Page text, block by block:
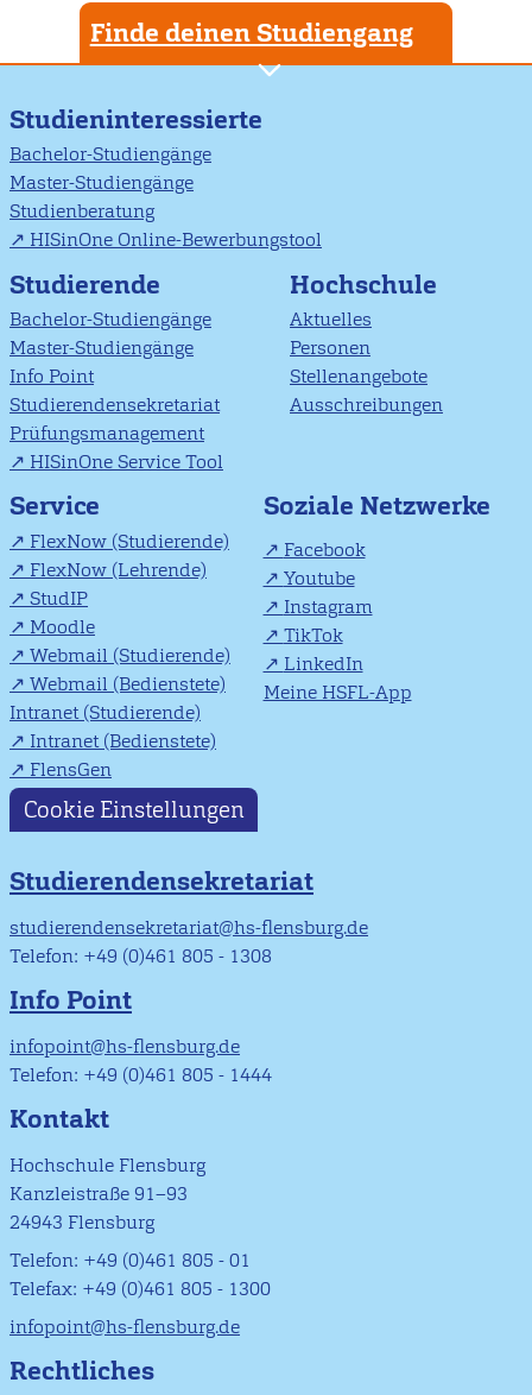
Finde deinen Studiengang
Studieninteressierte
Bachelor-Studiengänge
Master-Studiengänge
Studienberatung
HISinOne Online-Bewerbungstool
Studierende
Bachelor-Studiengänge
Master-Studiengänge
Info Point
Studierendensekretariat
Prüfungsmanagement
HISinOne Service Tool
Hochschule
Aktuelles
Personen
Stellenangebote
Ausschreibungen
Service
FlexNow (Studierende)
FlexNow (Lehrende)
StudIP
Moodle
Webmail (Studierende)
Webmail (Bedienstete)
Intranet (Studierende)
Intranet (Bedienstete)
FlensGen
Soziale Netzwerke
Facebook
Youtube
Instagram
TikTok
LinkedIn
Meine HSFL-App
Cookie Einstellungen
Studierendensekretariat
studierendensekretariat@hs-flensburg.de
Telefon: +49 (0)461 805 - 1308
Info Point
infopoint@hs-flensburg.de
Telefon: +49 (0)461 805 - 1444
Kontakt
Hochschule Flensburg
Kanzleistraße 91–93
24943 Flensburg
Telefon: +49 (0)461 805 - 01
Telefax: +49 (0)461 805 - 1300
infopoint@hs-flensburg.de
Rechtliches